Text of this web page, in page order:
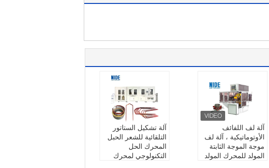
آلة تشكيل الستاتور
التلقائية للشعر الحبل
المحرك الحل
التكنولوجي لمحرك
آلة لف اللفائف
الأوتوماتيكية ، آلة لف
موجة الموجة الثابتة
المولد للمحرك المولد